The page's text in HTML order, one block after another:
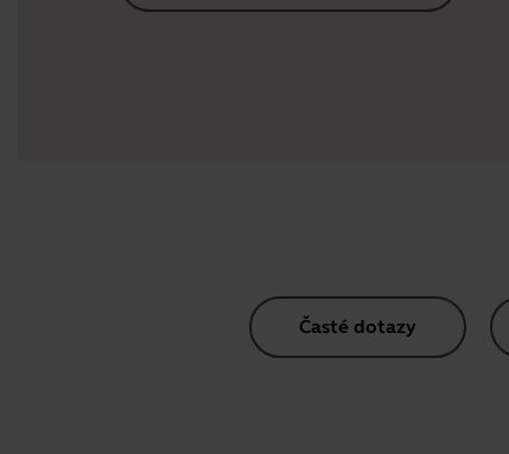
Časté dotazy